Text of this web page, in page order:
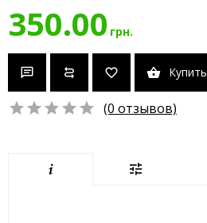
350.00 грн.
Купить
(0 отзывов)